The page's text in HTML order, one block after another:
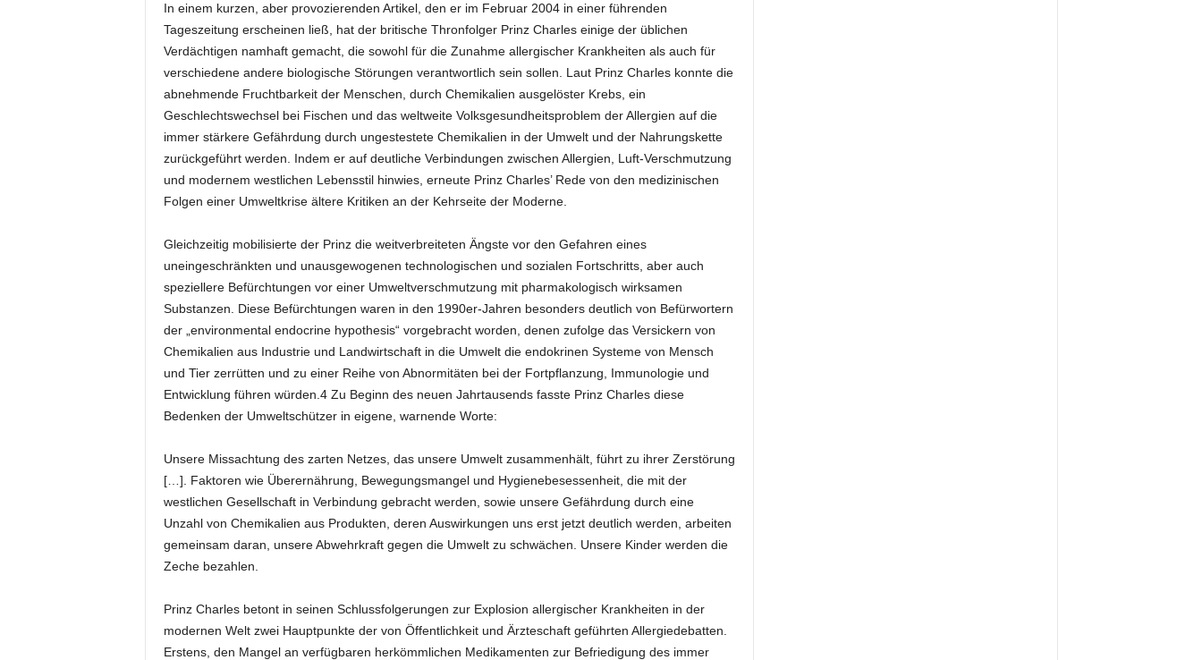
In einem kurzen, aber provozierenden Artikel, den er im Februar 2004 in einer führenden
Tageszeitung erscheinen ließ, hat der britische Thronfolger Prinz Charles einige der üblichen
Verdächtigen namhaft gemacht, die sowohl für die Zunahme allergischer Krankheiten als auch für
verschiedene andere biologische Störungen verantwortlich sein sollen. Laut Prinz Charles konnte die
abnehmende Fruchtbarkeit der Menschen, durch Chemikalien ausgelöster Krebs, ein
Geschlechtswechsel bei Fischen und das weltweite Volksgesundheitsproblem der Allergien auf die
immer stärkere Gefährdung durch ungestestete Chemikalien in der Umwelt und der Nahrungskette
zurückgeführt werden. Indem er auf deutliche Verbindungen zwischen Allergien, Luft-Verschmutzung
und modernem westlichen Lebensstil hinwies, erneute Prinz Charles’ Rede von den medizinischen
Folgen einer Umweltkrise ältere Kritiken an der Kehrseite der Moderne.
Gleichzeitig mobilisierte der Prinz die weitverbreiteten Ängste vor den Gefahren eines
uneingeschränkten und unausgewogenen technologischen und sozialen Fortschritts, aber auch
speziellere Befürchtungen vor einer Umweltverschmutzung mit pharmakologisch wirksamen
Substanzen. Diese Befürchtungen waren in den 1990er-Jahren besonders deutlich von Befürwortern
der „environmental endocrine hypothesis“ vorgebracht worden, denen zufolge das Versickern von
Chemikalien aus Industrie und Landwirtschaft in die Umwelt die endokrinen Systeme von Mensch
und Tier zerrütten und zu einer Reihe von Abnormitäten bei der Fortpflanzung, Immunologie und
Entwicklung führen würden.4 Zu Beginn des neuen Jahrtausends fasste Prinz Charles diese
Bedenken der Umweltschützer in eigene, warnende Worte:
Unsere Missachtung des zarten Netzes, das unsere Umwelt zusammenhält, führt zu ihrer Zerstörung
[…]. Faktoren wie Überernährung, Bewegungsmangel und Hygienebesessenheit, die mit der
westlichen Gesellschaft in Verbindung gebracht werden, sowie unsere Gefährdung durch eine
Unzahl von Chemikalien aus Produkten, deren Auswirkungen uns erst jetzt deutlich werden, arbeiten
gemeinsam daran, unsere Abwehrkraft gegen die Umwelt zu schwächen. Unsere Kinder werden die
Zeche bezahlen.
Prinz Charles betont in seinen Schlussfolgerungen zur Explosion allergischer Krankheiten in der
modernen Welt zwei Hauptpunkte der von Öffentlichkeit und Ärzteschaft geführten Allergiedebatten.
Erstens, den Mangel an verfügbaren herkömmlichen Medikamenten zur Befriedigung des immer